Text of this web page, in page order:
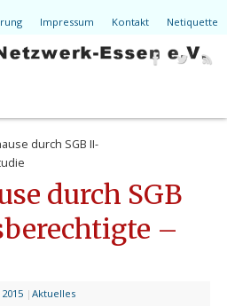
Impressum Kontakt Netiquette
durch SGB II-
durch SGB
–
| Aktuelles